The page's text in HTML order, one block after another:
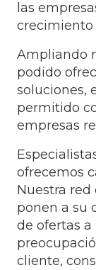
las
crecimiento
Ampliando
podido
soluciones,
permitido
empresas
ofrecemos
Nuestra
ponen a su
de ofertas a
cliente,